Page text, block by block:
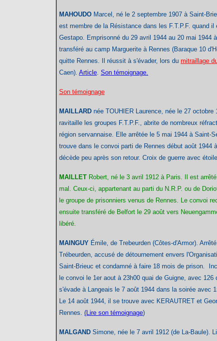
MAHOUDO Marcel, né le 2 septembre 1907 à Saint-
est membre de la Résistance dans les F.T.P.F. quand
Gestapo. Emprisonné du 29 avril 1944 au 20 mai
transféré au camp Marguerite à Rennes (Baraque 10
quitte Rennes. Il réussit à s'évader, lors du mitraillage
Caen). Article. Son témoignage.
Son témoignage
MAILLARD née TOUHIER Laurence, née le 27 octobre
ravitaille les groupes F.T.P.F., abrite de nombreux
région servannaise. Elle arrêtée le 5 mai 1944 à
trouve dans le convoi parti de Rennes début août
décède peu après son retour. Croix de guerre avec
MAILLET Robert, né le 3 avril 1912 à Paris. Il est
mal. Ceux-ci, appartenant au parti du N.R.P. ou de
le groupe de prisonniers venus de Rennes. Le convoi
ensuite transféré de Belfort le 29 août vers
libéré.
MAINGUY Émile, de Trebeurden (Côtes-d'Armor).
Trébeurden, accusé de détournement envers
Saint-Brieuc et condamné à faire 18 mois de prison.
le convoi le 1er aout à 23h00 quai de Guigne, avec
s'évade à Langeais le 7 août 1944 dans la soirée avec
Le 14 août 1944, il se trouve avec KERAUTRET et
Rennes. (Lire son témoignage)
MALGAND Simone, née le 7 avril 1912 (de La-Baule).